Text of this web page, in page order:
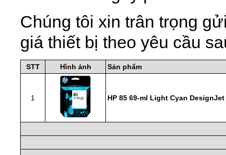
Chúng tôi xin trân trọng
giá thiết bị theo yêu cầu
STT Hình ảnh Sản phẩm
1 HP 85 69-ml Light Cyan